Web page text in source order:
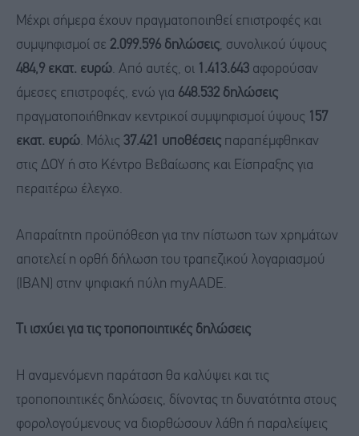
Μέχρι σήμερα έχουν πραγματοποιηθεί επιστροφές και
συμψηφισμοί σε 2.099.596 δηλώσεις, συνολικού ύψους
484,9 εκατ. ευρώ. Από αυτές, οι 1.413.643 αφορούσαν
άμεσες επιστροφές, ενώ για 648.532 δηλώσεις
πραγματοποιήθηκαν κεντρικοί συμψηφισμοί ύψους
157
εκατ. ευρώ. Μόλις 37.421 υποθέσεις παραπέμφθηκαν
στις ΔΟΥ ή στο Κέντρο Βεβαίωσης και Είσπραξης για
περαιτέρω έλεγχο.
Απαραίτητη προϋπόθεση για την πίστωση των χρημάτων
αποτελεί η ορθή δήλωση του τραπεζικού λογαριασμού
(IBAN) στην ψηφιακή πύλη myAADE.
Τι ισχύει για τις τροποποιητικές δηλώσεις
Η αναμενόμενη παράταση θα καλύψει και τις
τροποποιητικές δηλώσεις, δίνοντας τη δυνατότητα στους
φορολογούμενους να διορθώσουν λάθη ή παραλείψεις